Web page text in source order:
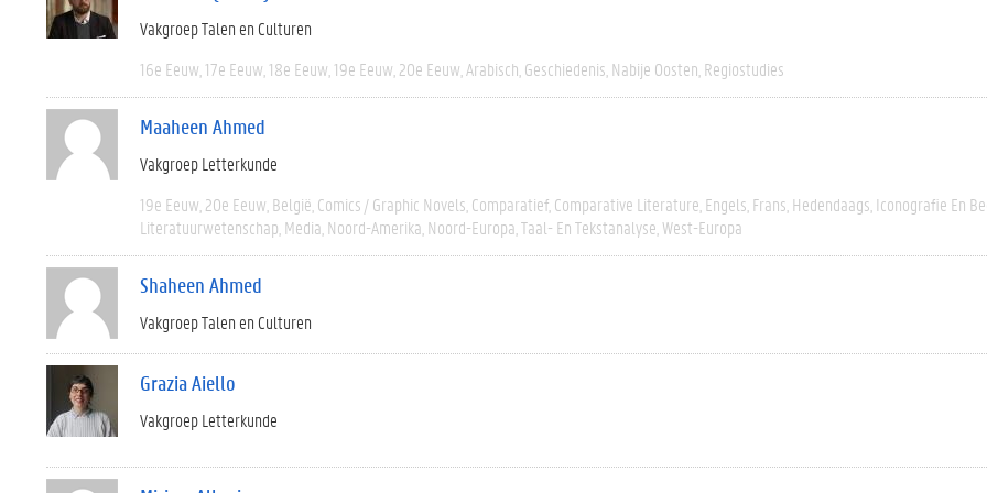
Vakgroep Talen en Culturen
16e Eeuw 17e Eeuw 18e Eeuw 19e Eeuw 20e Eeuw Arabisch Geschiedenis Nabije Oosten Regiostudies
Maaheen Ahmed
Vakgroep Letterkunde
19e Eeuw 20e Eeuw België Comics / Graphic Novels Comparatief Comparative Literature Engels Frans Hedendaags Iconografie En
Literatuurwetenschap Media Noord-Amerika Noord-Europa Taal- En Tekstanalyse West-Europa
Shaheen Ahmed
Vakgroep Talen en Culturen
Grazia Aiello
Vakgroep Letterkunde